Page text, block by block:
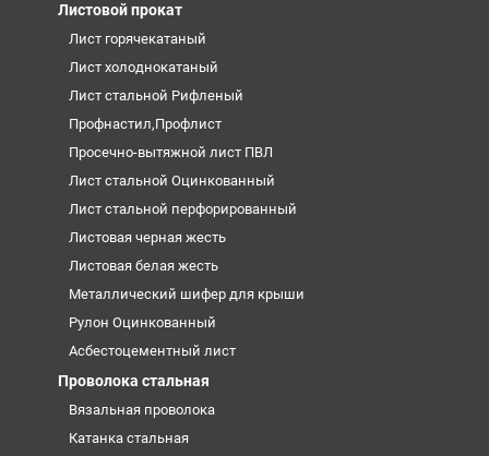
Листовой прокат
Лист горячекатаный
Лист холоднокатаный
Лист стальной Рифленый
Профнастил,Профлист
Просечно-вытяжной лист ПВЛ
Лист стальной Оцинкованный
Лист стальной перфорированный
Листовая черная жесть
Листовая белая жесть
Металлический шифер для крыши
Рулон Оцинкованный
Асбестоцементный лист
Проволока стальная
Вязальная проволока
Катанка стальная